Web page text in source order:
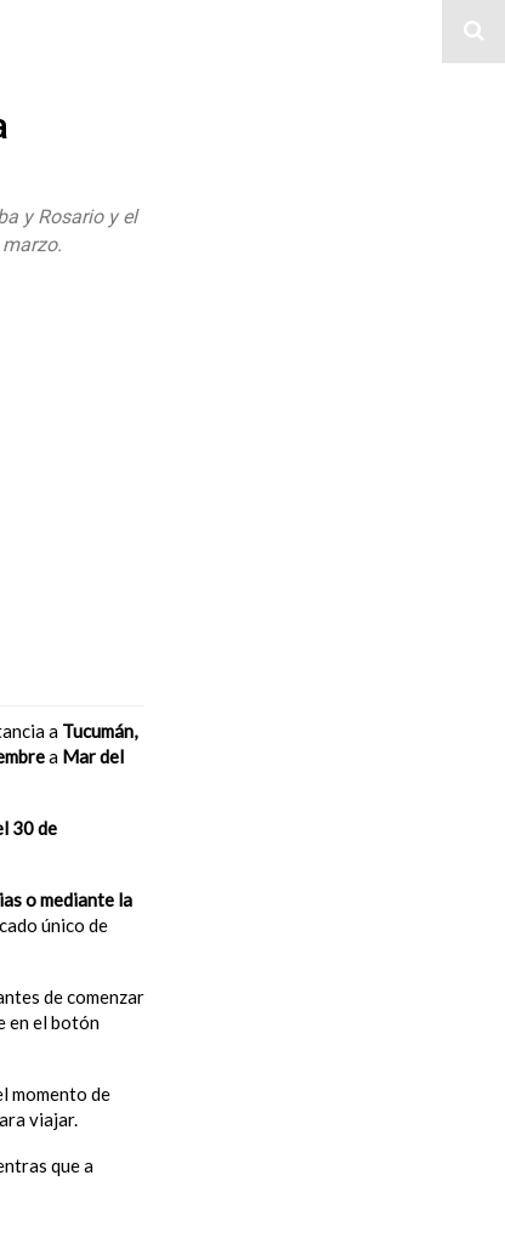
y Rosario y el
a Tucumán,
a Mar del
30 de
o mediante la
único de
de comenzar
en el botón
momento de
viajar.
que a